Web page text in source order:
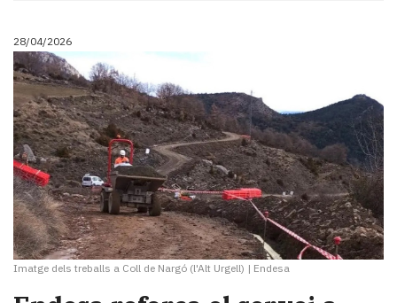
28/04/2026
Imatge dels treballs a Coll de Nargó (l'Alt Urgell) | Endesa